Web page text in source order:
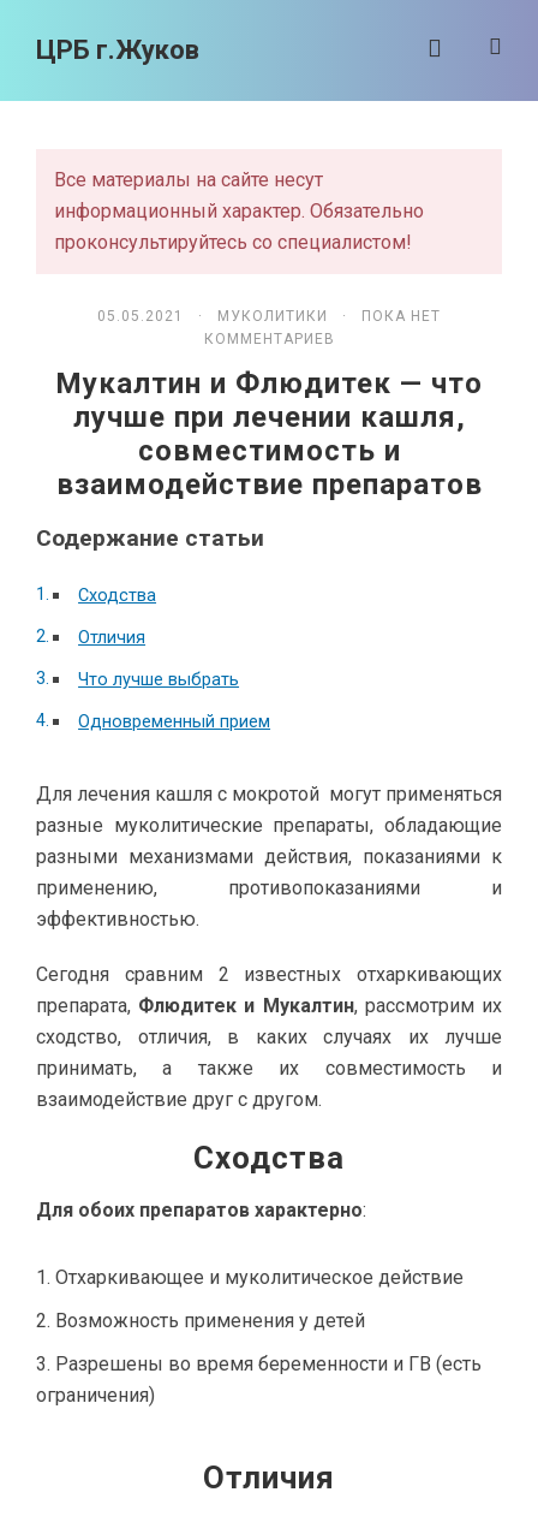
ЦРБ г.Жуков
Все материалы на сайте несут
информационный характер. Обязательно
проконсультируйтесь со специалистом!
05.05.2021 · МУКОЛИТИКИ
· ПОКА НЕТ
КОММЕНТАРИЕВ
Мукалтин и Флюдитек — что
лучше при лечении кашля,
совместимость и
взаимодействие препаратов
Содержание статьи
Сходства
Отличия
Что лучше выбрать
Одновременный прием
Для лечения кашля с мокротой могут применяться
разные муколитические препараты, обладающие
разными механизмами действия, показаниями к
применению, противопоказаниями и
эффективностью.
Сегодня сравним 2 известных отхаркивающих
препарата, Флюдитек и Мукалтин, рассмотрим их
сходство, отличия, в каких случаях их лучше
принимать, а также их совместимость и
взаимодействие друг с другом.
Сходства
Для обоих препаратов характерно:
Отхаркивающее и муколитическое действие
Возможность применения у детей
Разрешены во время беременности и ГВ (есть
ограничения)
Отличия